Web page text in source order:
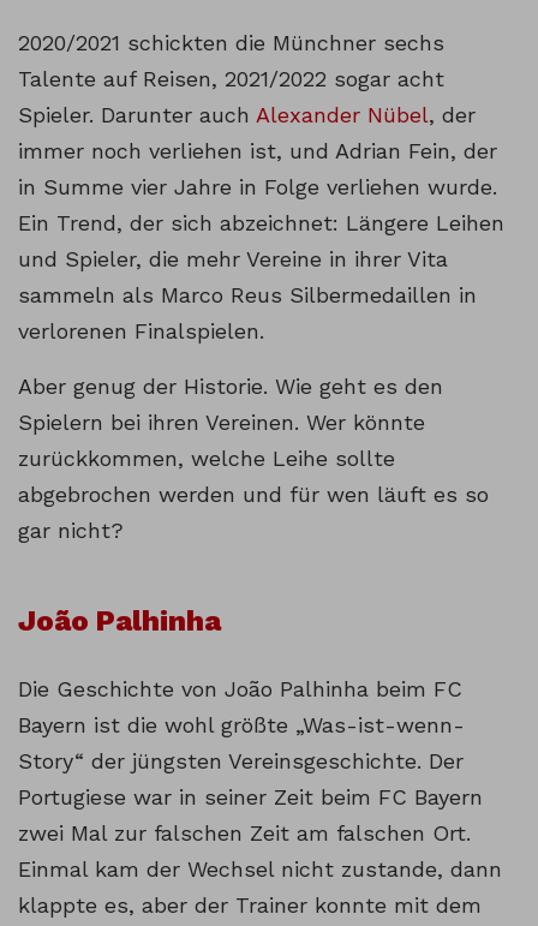
2020/2021 schickten die Münchner sechs
Talente auf Reisen, 2021/2022 sogar acht
Spieler. Darunter auch Alexander Nübel, der
immer noch verliehen ist, und Adrian Fein, der
in Summe vier Jahre in Folge verliehen wurde.
Ein Trend, der sich abzeichnet: Längere Leihen
und Spieler, die mehr Vereine in ihrer Vita
sammeln als Marco Reus Silbermedaillen in
verlorenen Finalspielen.
Aber genug der Historie. Wie geht es den
Spielern bei ihren Vereinen. Wer könnte
zurückkommen, welche Leihe sollte
abgebrochen werden und für wen läuft es so
gar nicht?
João Palhinha
Die Geschichte von João Palhinha beim FC
Bayern ist die wohl größte „Was-ist-wenn-
Story“ der jüngsten Vereinsgeschichte. Der
Portugiese war in seiner Zeit beim FC Bayern
zwei Mal zur falschen Zeit am falschen Ort.
Einmal kam der Wechsel nicht zustande, dann
klappte es, aber der Trainer konnte mit dem